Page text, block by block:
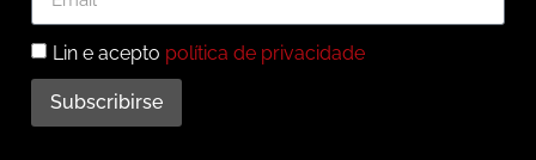
Lin e acepto política de privacidade
Subscribirse